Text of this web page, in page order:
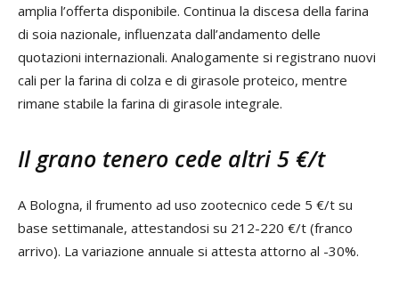
amplia l’offerta disponibile. Continua la discesa della farina
di soia nazionale, influenzata dall’andamento delle
quotazioni internazionali. Analogamente si registrano nuovi
cali per la farina di colza e di girasole proteico, mentre
rimane stabile la farina di girasole integrale.
Il grano tenero cede altri 5 €/t
A Bologna, il frumento ad uso zootecnico cede 5 €/t su
base settimanale, attestandosi su 212-220 €/t (franco
arrivo). La variazione annuale si attesta attorno al -30%.